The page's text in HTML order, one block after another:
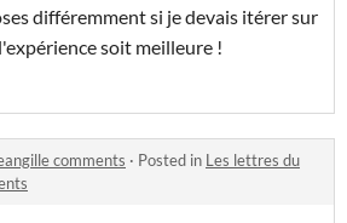
différemment si je devais itérer sur
soit meilleure !
comments · Posted in Les lettres du